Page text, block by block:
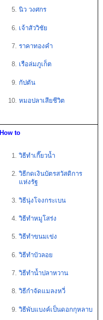
นิว วงศกร
เจ้าสัววิชัย
ราคาทองคำ
เรือล่มภูเก็ต
กัปตัน
หมอปลาเสียชีวิต
How to
วิธีทำเกี๊ยวน้ำ
วิธีกดเงินบัตรสวัสดิการ
แห่งรัฐ
วิธีนุ่งโจงกระเบน
วิธีทําหมูโสร่ง
วิธีทำขนมเข่ง
วิธีทําบัวลอย
วิธีทําน้ำปลาหวาน
วิธีกําจัดแมลงหวี่
วิธีพับแบงค์เป็นดอกกุหลาบ